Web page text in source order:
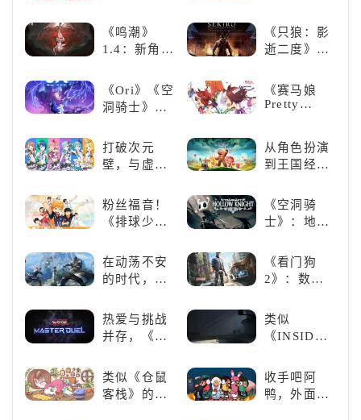
像团
2K24梦幻球
队》类似游
（WOTB）
的军事类游
爱的装备出
发吧！
《鸣潮》
1.4：新角
情，全新冒
险体验！
《只狼：影
逝二度》：
魄的忍者之
旅
《Ori》《空
洞骑士》
胞》横向对
比，不知道
入手那个看
《赛马娘
Pretty
的竞速之旅
打破次元
壁，与虚拟
写音符物语
从角色扮演
到王国经
游为何能俘
获玩家心？
粉丝福音！
《排球少
HIGH!!》手
游还原经典
《空洞骑
士》：地下
探索与极致
冒险
在动荡不安
的时代，踏
《看门狗
2》：数字
狂欢
热爱与挑战
并存，《游
决斗》，牌
佬都爱玩的
游戏是啥
类似
《INSIDE》
戏！快动起
你的小脑筋
来通关！
类似《仓鼠
客栈》的萌
收手吧阿
鸭，外面全